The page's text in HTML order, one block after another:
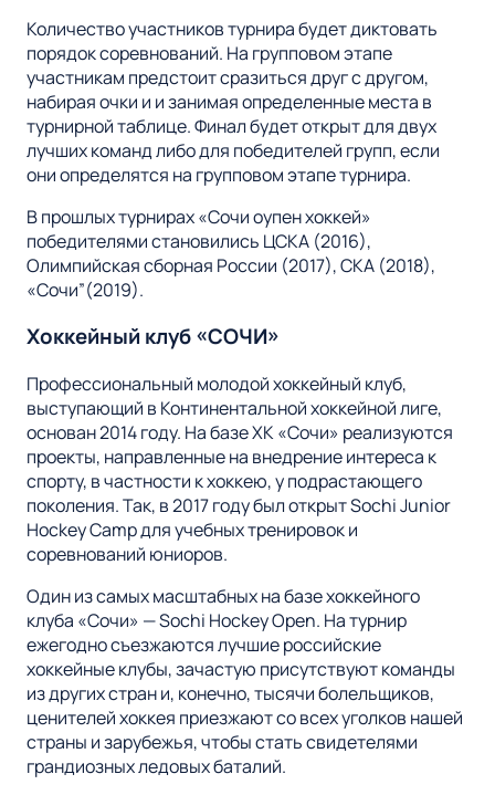
Количество участников турнира будет диктовать
порядок соревнований. На групповом этапе
участникам предстоит сразиться друг с другом,
набирая очки и и занимая определенные места в
турнирной таблице. Финал будет открыт для двух
лучших команд либо для победителей групп, если
они определятся на групповом этапе турнира.
В прошлых турнирах «Сочи оупен хоккей»
победителями становились ЦСКА (2016),
Олимпийская сборная России (2017), СКА (2018),
«Сочи”(2019).
Хоккейный клуб «СОЧИ»
Профессиональный молодой хоккейный клуб,
выступающий в Континентальной хоккейной лиге,
основан 2014 году. На базе ХК «Сочи» реализуются
проекты, направленные на внедрение интереса к
спорту, в частности к хоккею, у подрастающего
поколения. Так, в 2017 году был открыт Sochi Junior
Hockey Camp для учебных тренировок и
соревнований юниоров.
Один из самых масштабных на базе хоккейного
клуба «Сочи» — Sochi Hockey Open. На турнир
ежегодно съезжаются лучшие российские
хоккейные клубы, зачастую присутствуют команды
из других стран и, конечно, тысячи болельщиков,
ценителей хоккея приезжают со всех уголков нашей
страны и зарубежья, чтобы стать свидетелями
грандиозных ледовых баталий.